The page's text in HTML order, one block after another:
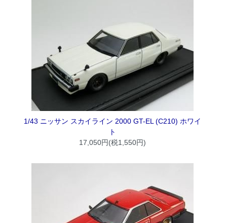
1/43 ニッサン スカイライン 2000 GT-EL (C210) ホワイ
ト
17,050円(税1,550円)